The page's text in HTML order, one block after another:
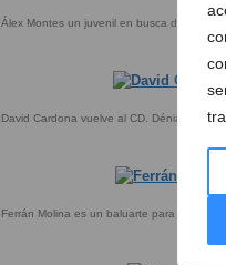
Álex Montes un juvenil en busca de
David Cardona vuelve al CD. Dénia tras su
Ferrán Molina es un baluarte para el equipo